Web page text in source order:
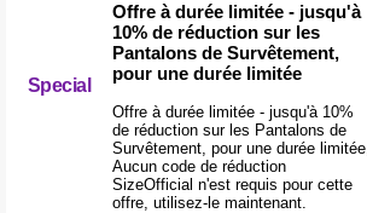
Special
Offre à durée limitée - jusqu'à
10% de réduction sur les
Pantalons de Survêtement,
pour une durée limitée
Offre à durée limitée - jusqu'à 10%
de réduction sur les Pantalons de
Survêtement, pour une durée limitée,
Aucun code de réduction
SizeOfficial n'est requis pour cette
offre, utilisez-le maintenant.